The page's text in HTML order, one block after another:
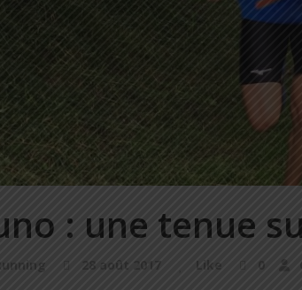
: une tenue
28 août 2017 Like 0